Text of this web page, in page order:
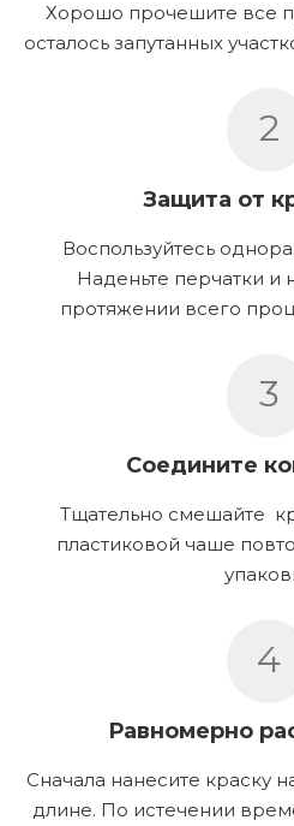
Хорошо прочешите все
осталось запутанных
2
Защита от
Воспользуйтесь
Наденьте перчатки и
протяжении всего
3
Соедините
Тщательно смешайте
пластиковой чаше
4
Равномерно
Сначала нанесите краску
длине. По истечении